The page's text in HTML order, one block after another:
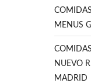
MENUS
NUEVO
MADRID